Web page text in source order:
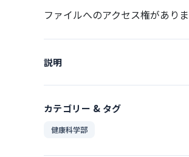
ファイルへのアクセス権がありま
説明
カテゴリー & タグ
健康科学部